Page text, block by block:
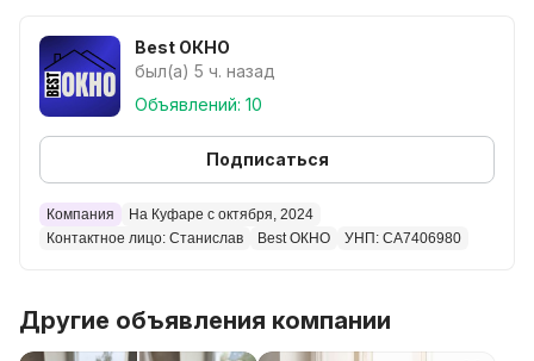
— и многое другое
Best ОКНО
был(а) 5 ч. назад
Объявлений: 10
Подписаться
Компания
На Куфаре с октября, 2024
Контактное лицо: Станислав
Best ОКНО УНП: CA7406980
Другие объявления компании